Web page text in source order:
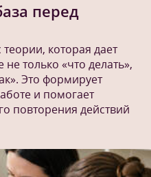
перед
которая дает
только «что делать»,
Это формирует
и помогает
повторения действий